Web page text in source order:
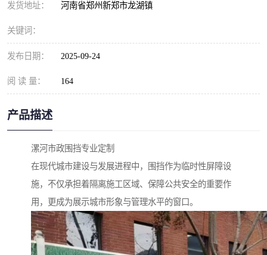
发货地址： 河南省郑州新郑市龙湖镇
关键词：
发布日期： 2025-09-24
阅 读 量： 164
产品描述
漯河市政围挡专业定制
在现代城市建设与发展进程中，围挡作为临时性屏障设
施，不仅承担着隔离施工区域、保障公共安全的重要作
用，更成为展示城市形象与管理水平的窗口。